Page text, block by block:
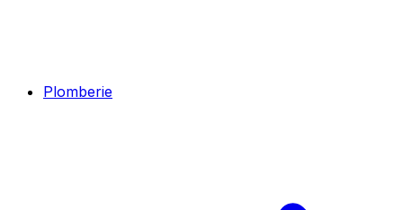
Plomberie